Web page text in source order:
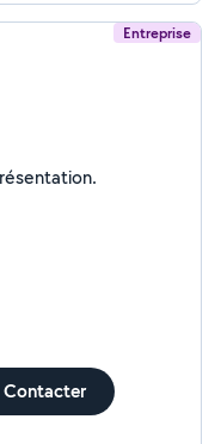
Entreprise
pas encore renseigné ma présentation.
Contacter